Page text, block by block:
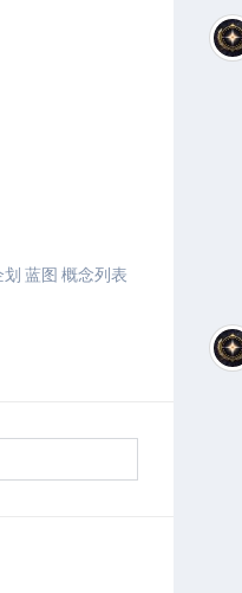
蓝图 概念列表